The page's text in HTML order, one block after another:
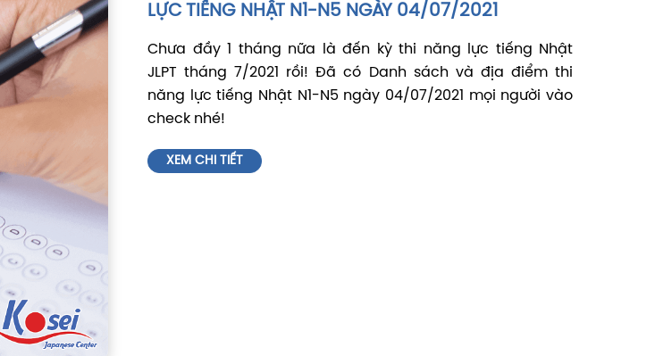
LỰC TIẾNG NHẬT N1-N5 NGÀY 04/07/2021
Chưa đầy 1 tháng nữa là đến kỳ thi năng lực tiếng Nhật
JLPT tháng 7/2021 rồi! Đã có Danh sách và địa điểm thi
năng lực tiếng Nhật N1-N5 ngày 04/07/2021 mọi người vào
check nhé!
XEM CHI TIẾT